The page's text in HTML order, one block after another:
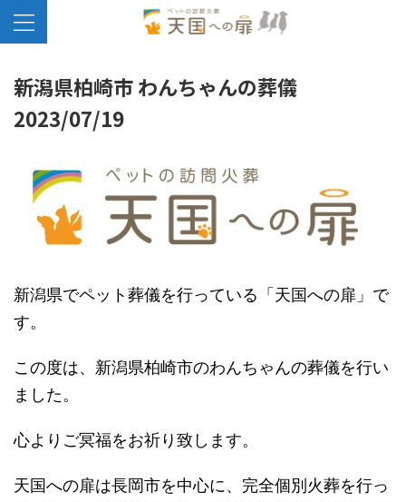
新潟県柏崎市 わんちゃんの葬儀
2023/07/19
新潟県でペット葬儀を行っている「天国への扉」で
す。
この度は、新潟県柏崎市のわんちゃんの葬儀を行い
ました。
心よりご冥福をお祈り致します。
天国への扉は長岡市を中心に、完全個別火葬を行っ